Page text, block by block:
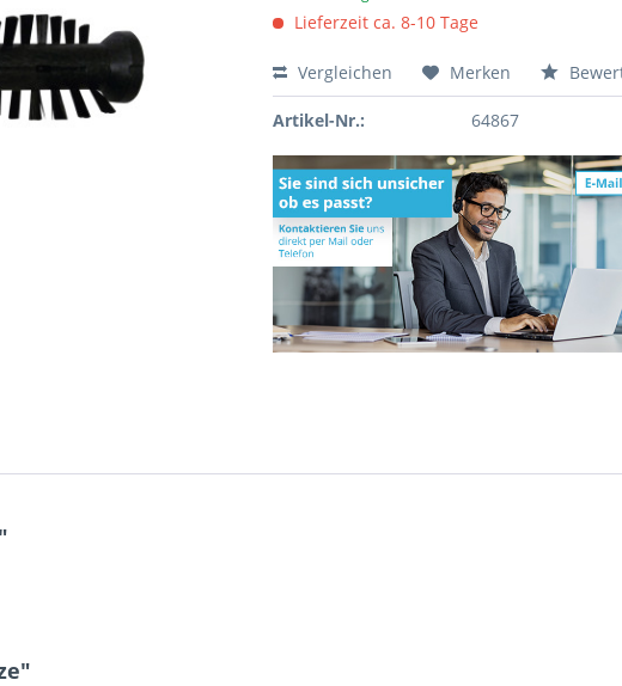
Lieferzeit ca. 8-10 Tage
Vergleichen Merken
Artikel-Nr.: 64867